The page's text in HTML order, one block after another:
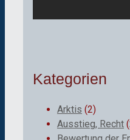
Kategorien
Arktis (2)
Ausstieg, Recht